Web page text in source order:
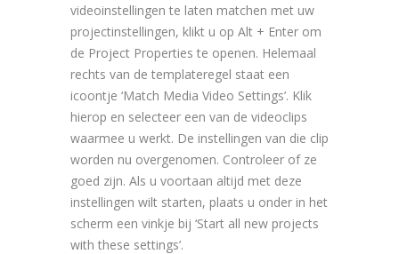
videoinstellingen te laten matchen met uw
projectinstellingen, klikt u op Alt + Enter om
de Project Properties te openen. Helemaal
rechts van de templateregel staat een
icoontje ‘Match Media Video Settings’. Klik
hierop en selecteer een van de videoclips
waarmee u werkt. De instellingen van die clip
worden nu overgenomen. Controleer of ze
goed zijn. Als u voortaan altijd met deze
instellingen wilt starten, plaats u onder in het
scherm een vinkje bij ‘Start all new projects
with these settings’.